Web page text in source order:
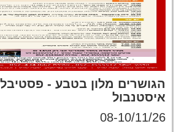
הגושרים מלון בטבע - פסטיבל
איסטנבול
08-10/11/26